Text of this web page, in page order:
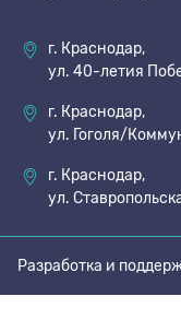
г. Краснодар,
ул. 40-летия
г. Краснодар,
ул. Гоголя/
г. Краснодар,
ул.
Разработка и
Растяжитель и
Рожки